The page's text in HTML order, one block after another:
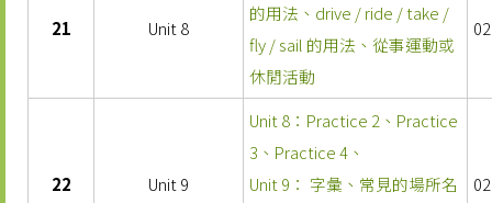
21 Unit 8
的用法、drive / ride / take /
fly / sail 的用法、從事運動或
休閒活動
22 Unit 9
Unit 8：Practice 2、Practice
3、Practice 4、
Unit 9： 字彙、常見的場所名